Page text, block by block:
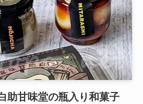
助甘味堂の瓶入り和菓子